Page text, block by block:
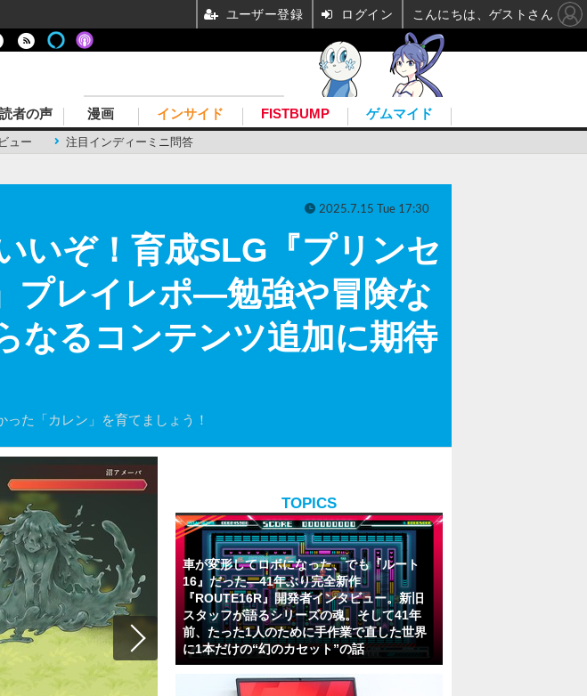
ュー 注目インディーミニ問答
読者の声 漫画 インサイド FISTBUMP ゲムマイド
いぞ！育成SLG『プリンセ
プレイレポ―勉強や冒険な
なるコンテンツ追加に期待
た「カレン」を育てましょう！
2025.7.15 Tue 17:30
TOPICS
車が変形してロボになった、でも『ルート
16』だった―41年ぶり完全新作
『ROUTE16R』開発者インタビュー。新旧
スタッフが語るシリーズの魂。そして41年
前、たった1人のために手作業で直した世界
に1本だけの“幻のカセット”の話
ユーザー登録 ログイン こんにちは、ゲストさん